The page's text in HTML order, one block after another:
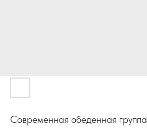
Современная обеденная группа